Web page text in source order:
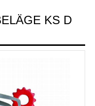
KS D